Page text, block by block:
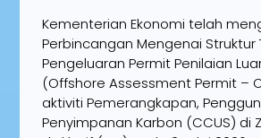
Kementerian Ekonomi telah
Perbincangan Mengenai Struktur
Pengeluaran Permit Penilaian
(Offshore Assessment Permit –
aktiviti Pemerangkapan,
Penyimpanan Karbon (CCUS) di